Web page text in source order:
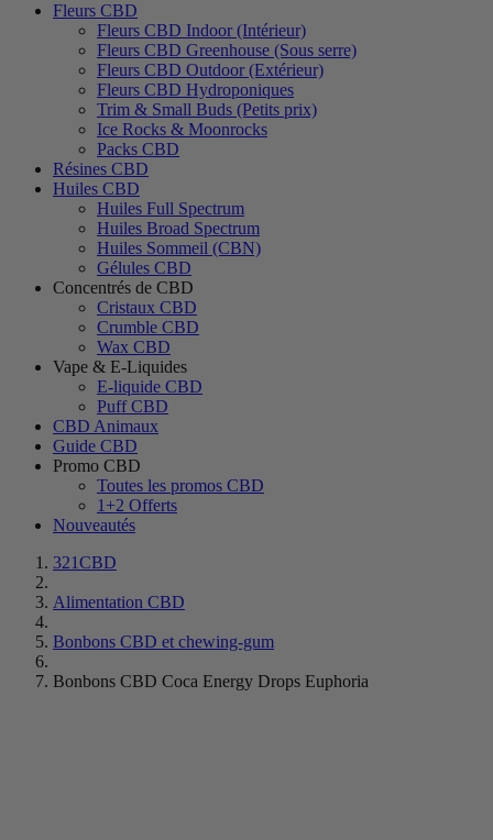
Fleurs CBD
Fleurs CBD Indoor (Intérieur)
Fleurs CBD Greenhouse (Sous serre)
Fleurs CBD Outdoor (Extérieur)
Fleurs CBD Hydroponiques
Trim & Small Buds (Petits prix)
Ice Rocks & Moonrocks
Packs CBD
Résines CBD
Huiles CBD
Huiles Full Spectrum
Huiles Broad Spectrum
Huiles Sommeil (CBN)
Gélules CBD
Concentrés de CBD
Cristaux CBD
Crumble CBD
Wax CBD
Vape & E-Liquides
E-liquide CBD
Puff CBD
CBD Animaux
Guide CBD
Promo CBD
Toutes les promos CBD
1+2 Offerts
Nouveautés
321CBD
Alimentation CBD
Bonbons CBD et chewing-gum
Bonbons CBD Coca Energy Drops Euphoria